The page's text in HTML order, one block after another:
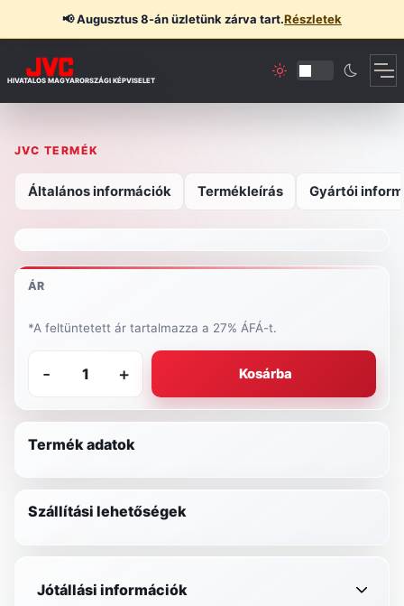
📢Augusztus 8-án üzletünk zárva tart.Részletek
HIVATALOS MAGYARORSZÁGI KÉPVISELET
JVC TERMÉK
Általános információk Termékleírás Gyártói
ÁR
*A feltüntetett ár tartalmazza a 27% ÁFÁ-t.
- + Kosárba
Termék adatok
Szállítási lehetőségek
Jótállási információk